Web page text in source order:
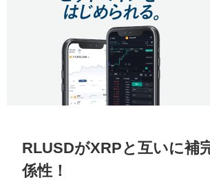
RLUSDがXRPと互いに補
係性！